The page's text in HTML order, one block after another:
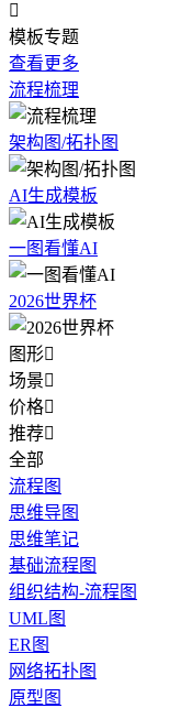

模板专题
查看更多
流程梳理
架构图/拓扑图
AI生成模板
一图看懂AI
2026世界杯
图形
场景
价格
推荐
全部
流程图
思维导图
思维笔记
基础流程图
组织结构-流程图
UML图
ER图
网络拓扑图
原型图